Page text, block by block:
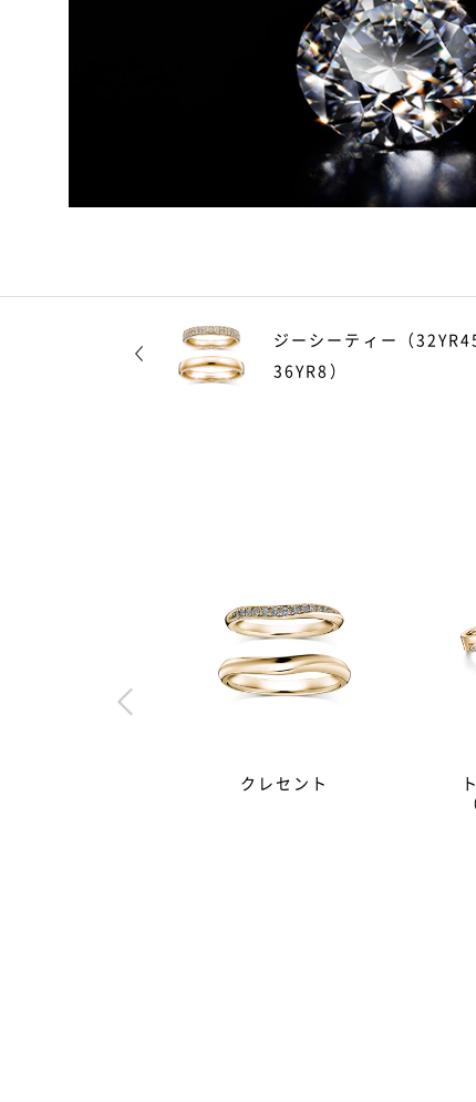
ジーシーティー（
36YR8）
クレセント
婚約指輪（エンゲージリ